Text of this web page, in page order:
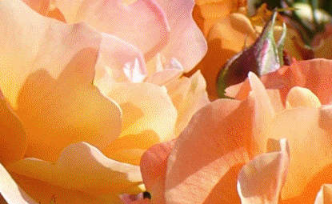
Exporter les lignes sélectionnées
Exporter toutes les colonnes
Exporter uniquement les colonnes affichées
Menu
<
>
Accueil
Présentation
Activités